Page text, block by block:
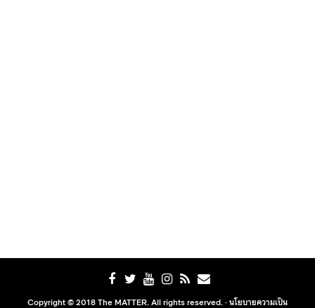
Copyright © 2018 The MATTER. All rights reserved. ·นโยบายความเป็น